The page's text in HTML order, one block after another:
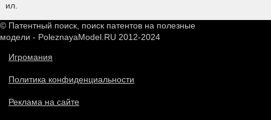
ил.
© Патентный поиск, поиск патентов на полезные
модели - PoleznayaModel.RU 2012-2024
Игромания
Политика конфиденциальности
Реклама на сайте